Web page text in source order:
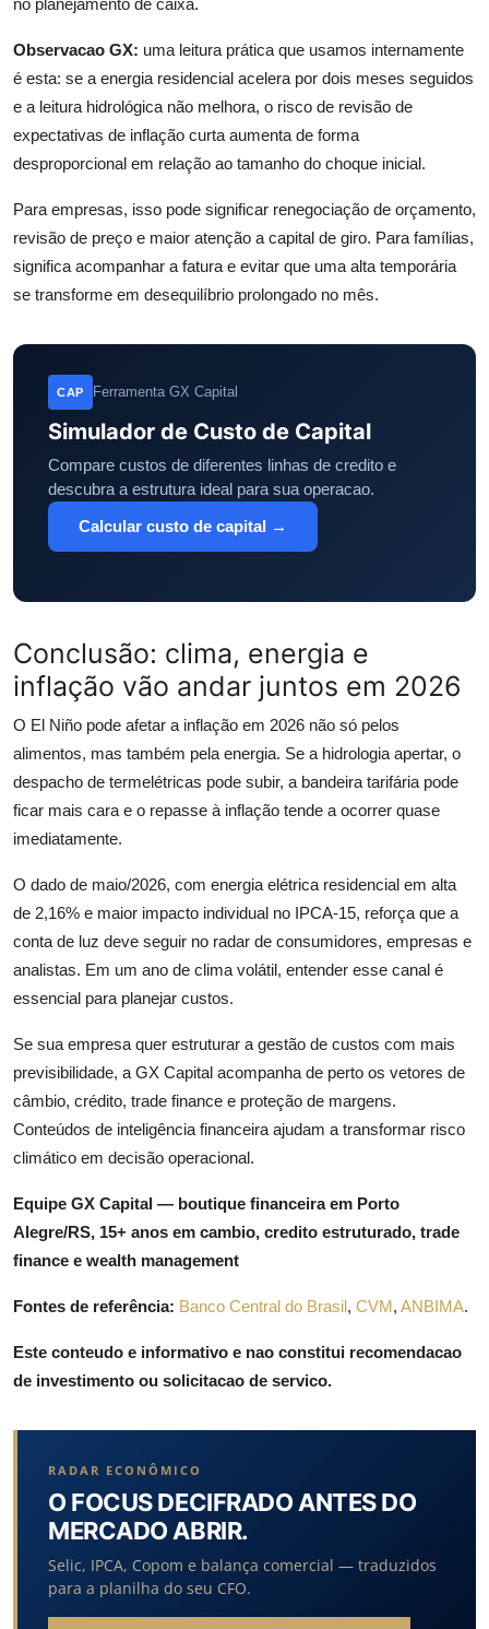
no planejamento de caixa.
Observacao GX: uma leitura prática que usamos internamente
é esta: se a energia residencial acelera por dois meses seguidos
e a leitura hidrológica não melhora, o risco de revisão de
expectativas de inflação curta aumenta de forma
desproporcional em relação ao tamanho do choque inicial.
Para empresas, isso pode significar renegociação de orçamento,
revisão de preço e maior atenção a capital de giro. Para famílias,
significa acompanhar a fatura e evitar que uma alta temporária
se transforme em desequilíbrio prolongado no mês.
CAP Ferramenta GX Capital
Simulador de Custo de Capital
Compare custos de diferentes linhas de credito e
descubra a estrutura ideal para sua operacao.
Calcular custo de capital →
Conclusão: clima, energia e
inflação vão andar juntos em 2026
O El Niño pode afetar a inflação em 2026 não só pelos
alimentos, mas também pela energia. Se a hidrologia apertar, o
despacho de termelétricas pode subir, a bandeira tarifária pode
ficar mais cara e o repasse à inflação tende a ocorrer quase
imediatamente.
O dado de maio/2026, com energia elétrica residencial em alta
de 2,16% e maior impacto individual no IPCA-15, reforça que a
conta de luz deve seguir no radar de consumidores, empresas e
analistas. Em um ano de clima volátil, entender esse canal é
essencial para planejar custos.
Se sua empresa quer estruturar a gestão de custos com mais
previsibilidade, a GX Capital acompanha de perto os vetores de
câmbio, crédito, trade finance e proteção de margens.
Conteúdos de inteligência financeira ajudam a transformar risco
climático em decisão operacional.
Equipe GX Capital — boutique financeira em Porto
Alegre/RS, 15+ anos em cambio, credito estruturado, trade
finance e wealth management
Fontes de referência: Banco Central do Brasil, CVM, ANBIMA.
Este conteudo e informativo e nao constitui recomendacao
de investimento ou solicitacao de servico.
RADAR ECONÔMICO
O FOCUS DECIFRADO ANTES DO
MERCADO ABRIR.
Selic, IPCA, Copom e balança comercial — traduzidos
para a planilha do seu CFO.